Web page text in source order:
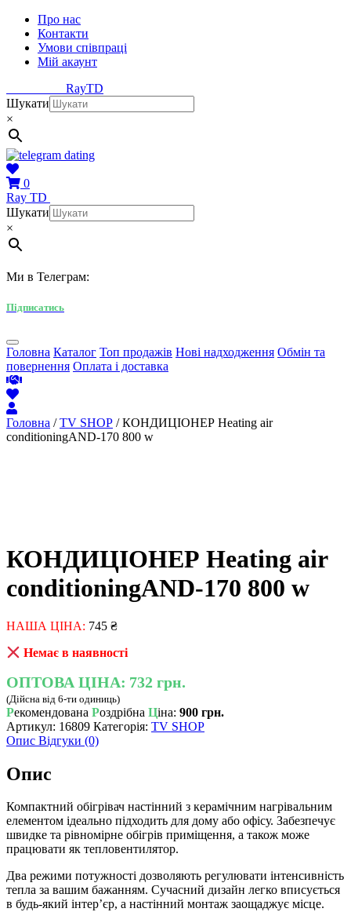
Про нас
Контакти
Умови співпраці
Мій акаунт
RayTD
Шукати
×
0
Ray TD
Шукати
×
Ми в Телеграм:
Підписатись
Головна Каталог Топ продажів Нові надходження Обмін та
повернення Оплата і доставка
Головна /TV SHOP / КОНДИЦІОНЕР Heating air
conditioningAND-170 800 w
КОНДИЦІОНЕР Heating air
conditioningAND-170 800 w
НАША ЦІНА: 745 ₴
Немає в наявності
ОПТОВА ЦІНА: 732 грн.
(Дійсна від 6-ти одиниць)
Рекомендована Роздрібна Ціна: 900 грн.
Артикул: 16809 Категорія: TV SHOP
Опис Відгуки (0)
Опис
Компактний обігрівач настінний з керамічним нагрівальним
елементом ідеально підходить для дому або офісу. Забезпечує
швидке та рівномірне обігрів приміщення, а також може
працювати як тепловентилятор.
Два режими потужності дозволяють регулювати інтенсивність
тепла за вашим бажанням. Сучасний дизайн легко вписується
в будь-який інтер’єр, а настінний монтаж заощаджує місце.